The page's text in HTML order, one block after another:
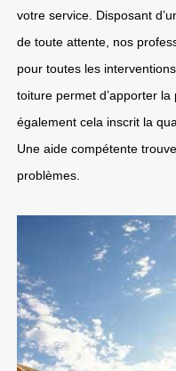
votre service. Disposant
de toute attente, nos
pour toutes les
toiture permet d’apporter
également cela inscrit la
Une aide compétente
problèmes.